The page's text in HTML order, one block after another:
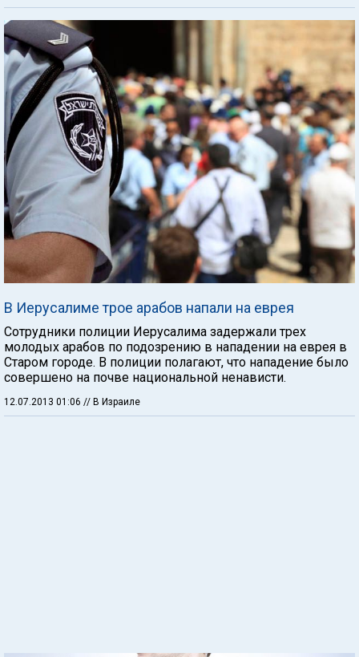
В Иерусалиме трое арабов напали на еврея
Сотрудники полиции Иерусалима задержали трех
молодых арабов по подозрению в нападении на еврея в
Старом городе. В полиции полагают, что нападение было
совершено на почве национальной ненависти.
12.07.2013 01:06 // В Израиле